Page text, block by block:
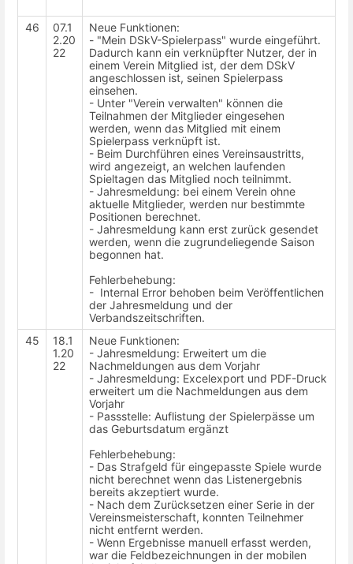
46
07.1
2.20
22
Neue Funktionen:
- "Mein DSkV-Spielerpass" wurde eingeführt.
Dadurch kann ein verknüpfter Nutzer, der in
einem Verein Mitglied ist, der dem DSkV
angeschlossen ist, seinen Spielerpass
einsehen.
- Unter "Verein verwalten" können die
Teilnahmen der Mitglieder eingesehen
werden, wenn das Mitglied mit einem
Spielerpass verknüpft ist.
- Beim Durchführen eines Vereinsaustritts,
wird angezeigt, an welchen laufenden
Spieltagen das Mitglied noch teilnimmt.
- Jahresmeldung: bei einem Verein ohne
aktuelle Mitglieder, werden nur bestimmte
Positionen berechnet.
- Jahresmeldung kann erst zurück gesendet
werden, wenn die zugrundeliegende Saison
begonnen hat.
Fehlerbehebung:
- Internal Error behoben beim Veröffentlichen
der Jahresmeldung und der
Verbandszeitschriften.
45
18.1
1.20
22
Neue Funktionen:
- Jahresmeldung: Erweitert um die
Nachmeldungen aus dem Vorjahr
- Jahresmeldung: Excelexport und PDF-Druck
erweitert um die Nachmeldungen aus dem
Vorjahr
- Passstelle: Auflistung der Spielerpässe um
das Geburtsdatum ergänzt
Fehlerbehebung:
- Das Strafgeld für eingepasste Spiele wurde
nicht berechnet wenn das Listenergebnis
bereits akzeptiert wurde.
- Nach dem Zurücksetzen einer Serie in der
Vereinsmeisterschaft, konnten Teilnehmer
nicht entfernt werden.
- Wenn Ergebnisse manuell erfasst werden,
war die Feldbezeichnungen in der mobilen